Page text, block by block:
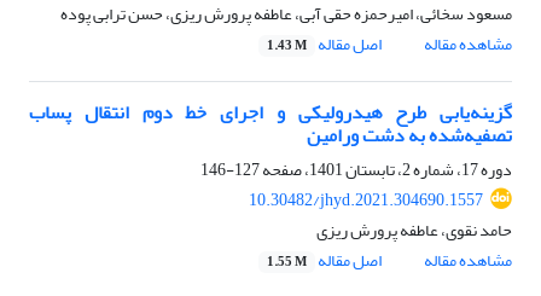
مسعود سخائی، امیرحمزه حقی آبی، عاطفه پرورش ریزی، حسن ترابی پوده
مشاهده مقاله
اصل مقاله 1.43 M
گزینه‌یابی طرح هیدرولیکی و اجرای خط دوم انتقال پساب
تصفیه‌شده به دشت ورامین
دوره 17، شماره 2، تابستان 1401، صفحه
127-146
10.30482/jhyd.2021.304690.1557
حامد نقوی، عاطفه پرورش ریزی
مشاهده مقاله
اصل مقاله 1.55 M